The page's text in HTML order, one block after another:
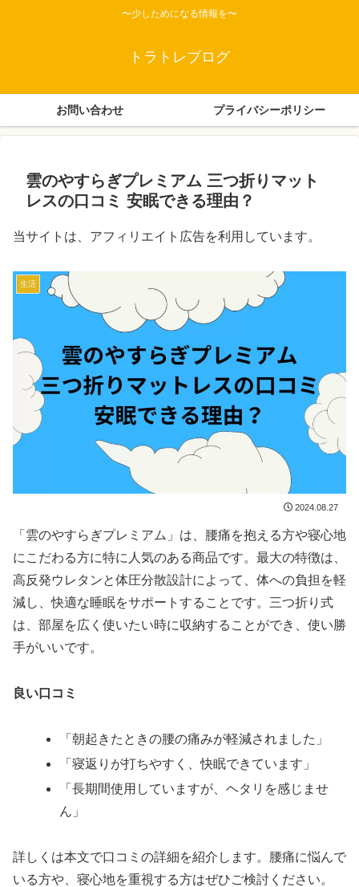
〜少しためになる情報を〜
トラトレブログ
お問い合わせ プライバシーポリシー
雲のやすらぎプレミアム 三つ折りマット
レスの口コミ 安眠できる理由？
当サイトは、アフィリエイト広告を利用しています。
生活
2024.08.27
「雲のやすらぎプレミアム」は、腰痛を抱える方や寝心地
にこだわる方に特に人気のある商品です。最大の特徴は、
高反発ウレタンと体圧分散設計によって、体への負担を軽
減し、快適な睡眠をサポートすることです。三つ折り式
は、部屋を広く使いたい時に収納することができ、使い勝
手がいいです。
良い口コミ
「朝起きたときの腰の痛みが軽減されました」
「寝返りが打ちやすく、快眠できています」
「長期間使用していますが、ヘタリを感じませ
ん」
詳しくは本文で口コミの詳細を紹介します。腰痛に悩んで
いる方や、寝心地を重視する方はぜひご検討ください。